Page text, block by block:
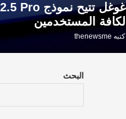
لكافة المستخدمين
كتبه thenewsme
البحث